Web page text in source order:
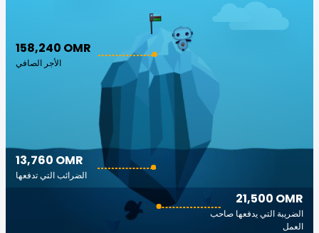
158,240 OMR
الأجر الصافي
21,500 OMR
الضريبة التي يدفعها صاحب
العمل
13,760 OMR
الضرائب التي تدفعها